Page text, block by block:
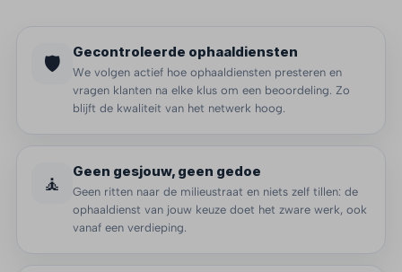
🛡️ Gecontroleerde ophaaldiensten
We volgen actief hoe ophaaldiensten presteren en
vragen klanten na elke klus om een beoordeling. Zo
blijft de kwaliteit van het netwerk hoog.
🧘 Geen gesjouw, geen gedoe
Geen ritten naar de milieustraat en niets zelf tillen: de
ophaaldienst van jouw keuze doet het zware werk, ook
vanaf een verdieping.